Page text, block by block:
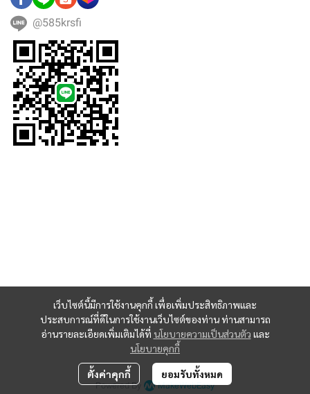
เว็บไซต์นี้มีการใช้งานคุกกี้ เพื่อเพิ่มประสิทธิภาพและ
ประสบการณ์ที่ดีในการใช้งานเว็บไซต์ของท่าน ท่านสามารถ
อ่านรายละเอียดเพิ่มเติมได้ที่ นโยบายความเป็นส่วนตัว และ
นโยบายคุกกี้
ตั้งค่าคุกกี้ ยอมรับทั้งหมด
@585krsfi
Copyright 2023 | All Rights Reserved | Powered by MWE
Powered By MakeWebEasy